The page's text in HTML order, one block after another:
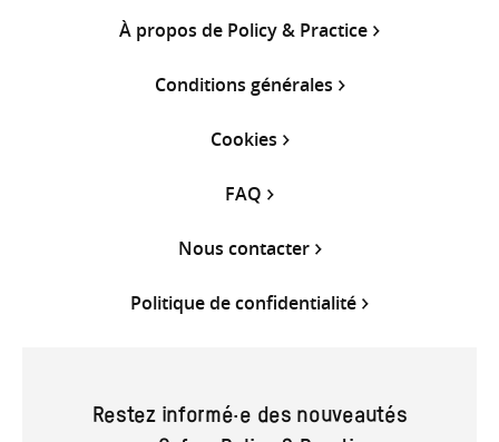
À propos de Policy & Practice
Conditions générales
Cookies
FAQ
Nous contacter
Politique de confidentialité
Restez informé·e des nouveautés